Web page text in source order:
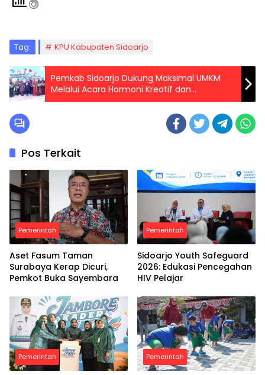
Tag: KPU Kabupaten Sidoarjo
Pemkab Sidoarjo Dukung Maksimal UMKM
Melalui Acara Harmoni Kreatif dan
Peringatan Hari Anak Nasional
Pos Terkait
Pemerintah
Aset Fasum Taman
Surabaya Kerap Dicuri,
Pemkot Buka Sayembara
Pemerintah
Sidoarjo Youth Safeguard
2026: Edukasi Pencegahan
HIV Pelajar
Pemerintah Pemerintah